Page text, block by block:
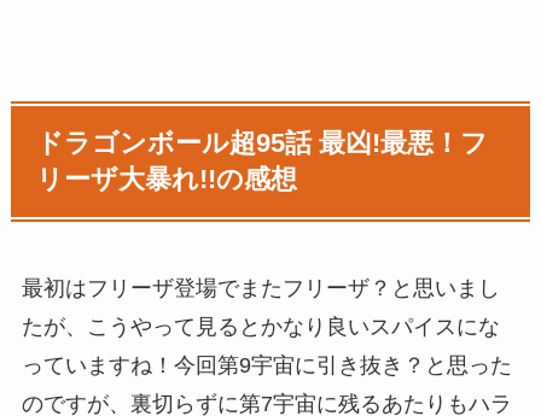
ドラゴンボール超95話 最凶!最悪！フ
リーザ大暴れ!!の感想
最初はフリーザ登場でまたフリーザ？と思いまし
たが、こうやって見るとかなり良いスパイスにな
っていますね！今回第9宇宙に引き抜き？と思った
のですが、裏切らずに第7宇宙に残るあたりもハラ